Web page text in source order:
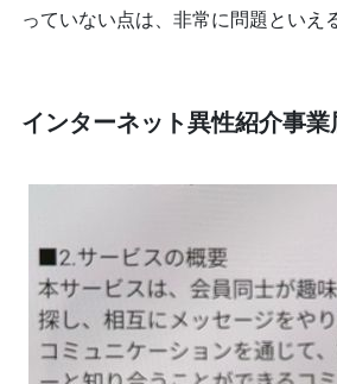
っていない点は、非常に問題といえ
インターネット異性紹介事業